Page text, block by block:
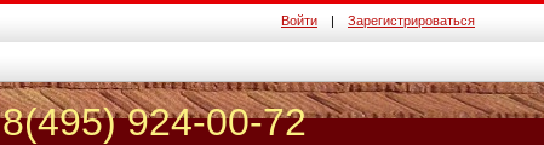
Войти | Зарегистрироваться
8(495) 924-00-72